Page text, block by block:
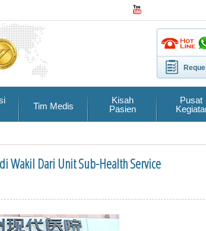
Tim Medis
Kisah
Pasien
Pusat
Wakil Dari Unit Sub-Health Service